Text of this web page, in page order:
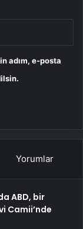
adım, e-posta
Yorumlar
ABD, bir
Camii’nde